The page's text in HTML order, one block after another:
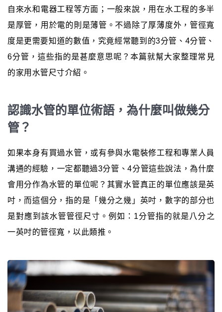
自來水和電器工程等方面；一般來說，用在水工程的多半
是厚管，用於電的則是薄管。不過除了厚薄度外，管徑寬
度是更需要知道的數值，究竟經常聽到的3分管、4分管、
6分管，這些指的是甚麼意思呢？本篇就幫大家整理常見
的家用水管尺寸介紹。
認識水管的單位術語，為什麼叫做幾分
管？
如果本身有買過水管，或有參與水電裝修工程和專業人員
溝通的經驗，一定都聽過3分管、4分管這些說法，為什麼
會用分作為水管的單位呢？其實水管真正的單位應該是英
吋，而這個分，指的是「幾分之幾」英吋，數字的部分也
是對應到該水管管徑尺寸。例如：1分管指的就是八分之
一英吋的管徑寬，以此類推。